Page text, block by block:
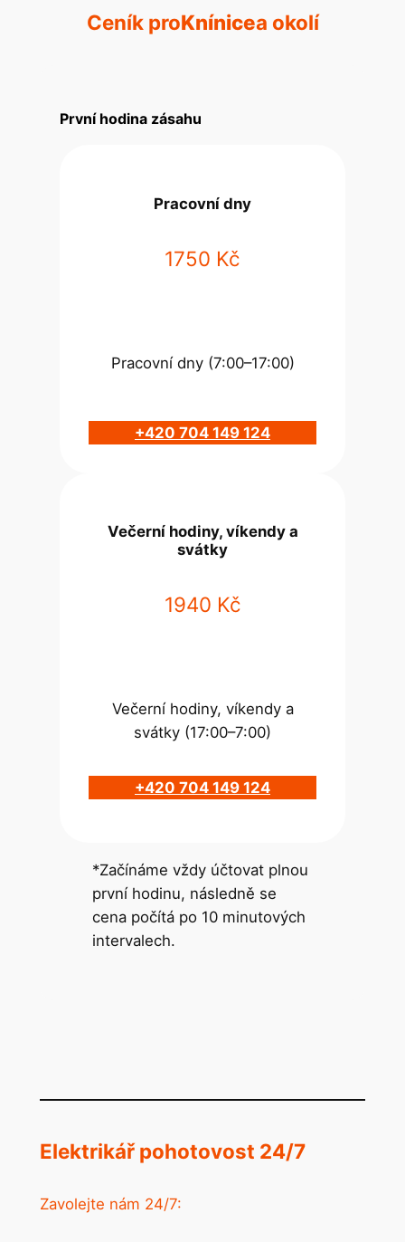
Ceník proKnínicea okolí
První hodina zásahu
Pracovní dny
1750 Kč
Pracovní dny (7:00–17:00)
+420 704 149 124
Večerní hodiny, víkendy a
svátky
1940 Kč
Večerní hodiny, víkendy a
svátky (17:00–7:00)
+420 704 149 124
*Začínáme vždy účtovat plnou
první hodinu, následně se
cena počítá po 10 minutových
intervalech.
Elektrikář pohotovost 24/7
Zavolejte nám 24/7: